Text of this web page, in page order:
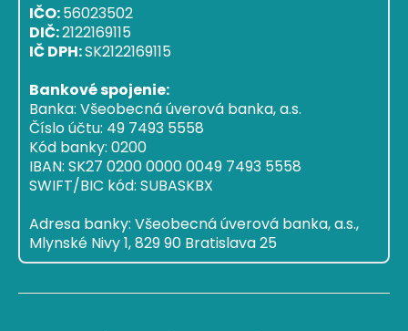
IČO:56023502
DIČ:2122169115
IČ DPH:SK2122169115
Bankové spojenie:
Banka: Všeobecná úverová banka, a.s.
Číslo účtu: 49 7493 5558
Kód banky: 0200
IBAN: SK27 0200 0000 0049 7493 5558
SWIFT/BIC kód: SUBASKBX
Adresa banky: Všeobecná úverová banka, a.s.,
Mlynské Nivy 1, 829 90 Bratislava 25